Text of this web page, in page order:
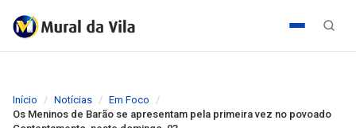
Início Notícias
Em Foco
Os Meninos de Barão se apresentam pela primeira vez no povoado